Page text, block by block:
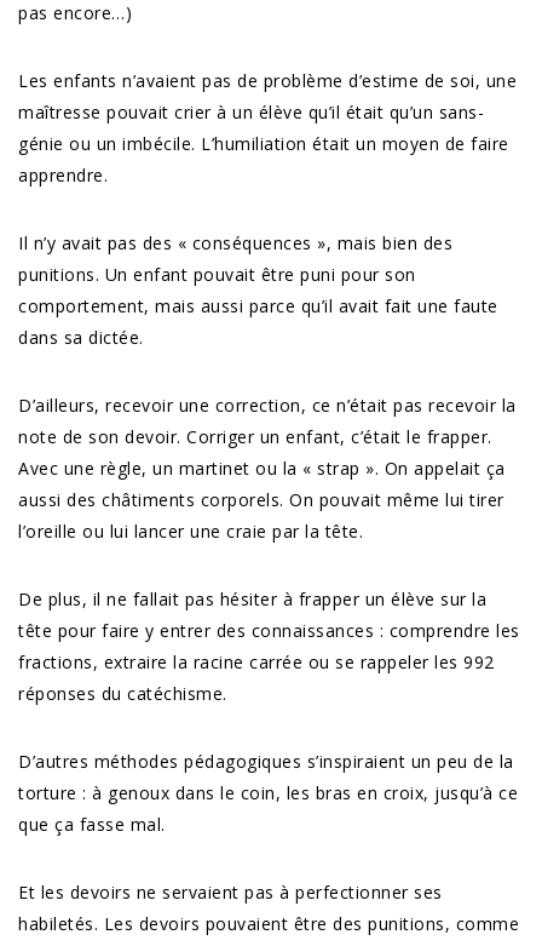
pas encore…)
Les enfants n’avaient pas de problème d’estime de soi, une
maîtresse pouvait crier à un élève qu’il était qu’un sans-
génie ou un imbécile. L’humiliation était un moyen de faire
apprendre.
Il n’y avait pas des « conséquences », mais bien des
punitions. Un enfant pouvait être puni pour son
comportement, mais aussi parce qu’il avait fait une faute
dans sa dictée.
D’ailleurs, recevoir une correction, ce n’était pas recevoir la
note de son devoir. Corriger un enfant, c’était le frapper.
Avec une règle, un martinet ou la « strap ». On appelait ça
aussi des châtiments corporels. On pouvait même lui tirer
l’oreille ou lui lancer une craie par la tête.
De plus, il ne fallait pas hésiter à frapper un élève sur la
tête pour faire y entrer des connaissances : comprendre les
fractions, extraire la racine carrée ou se rappeler les 992
réponses du catéchisme.
D’autres méthodes pédagogiques s’inspiraient un peu de la
torture : à genoux dans le coin, les bras en croix, jusqu’à ce
que ça fasse mal.
Et les devoirs ne servaient pas à perfectionner ses
habiletés. Les devoirs pouvaient être des punitions, comme